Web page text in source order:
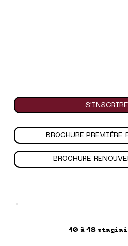
S'INSCRIRE
BROCHURE PREMIÈRE
BROCHURE
10 à 18